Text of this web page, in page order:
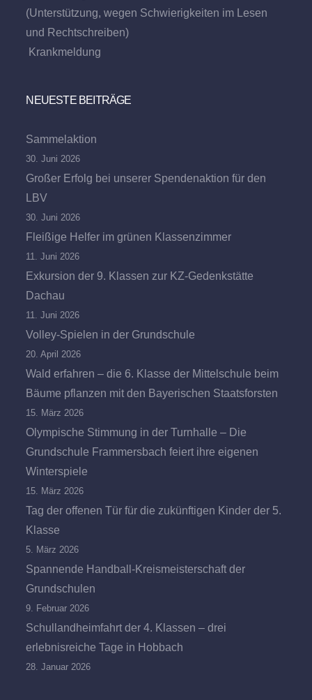
(Unterstützung, wegen Schwierigkeiten im Lesen
und Rechtschreiben)
Krankmeldung
NEUESTE BEITRÄGE
Sammelaktion
30. Juni 2026
Großer Erfolg bei unserer Spendenaktion für den
LBV
30. Juni 2026
Fleißige Helfer im grünen Klassenzimmer
11. Juni 2026
Exkursion der 9. Klassen zur KZ-Gedenkstätte
Dachau
11. Juni 2026
Volley-Spielen in der Grundschule
20. April 2026
Wald erfahren – die 6. Klasse der Mittelschule beim
Bäume pflanzen mit den Bayerischen Staatsforsten
15. März 2026
Olympische Stimmung in der Turnhalle – Die
Grundschule Frammersbach feiert ihre eigenen
Winterspiele
15. März 2026
Tag der offenen Tür für die zukünftigen Kinder der 5.
Klasse
5. März 2026
Spannende Handball-Kreismeisterschaft der
Grundschulen
9. Februar 2026
Schullandheimfahrt der 4. Klassen – drei
erlebnisreiche Tage in Hobbach
28. Januar 2026